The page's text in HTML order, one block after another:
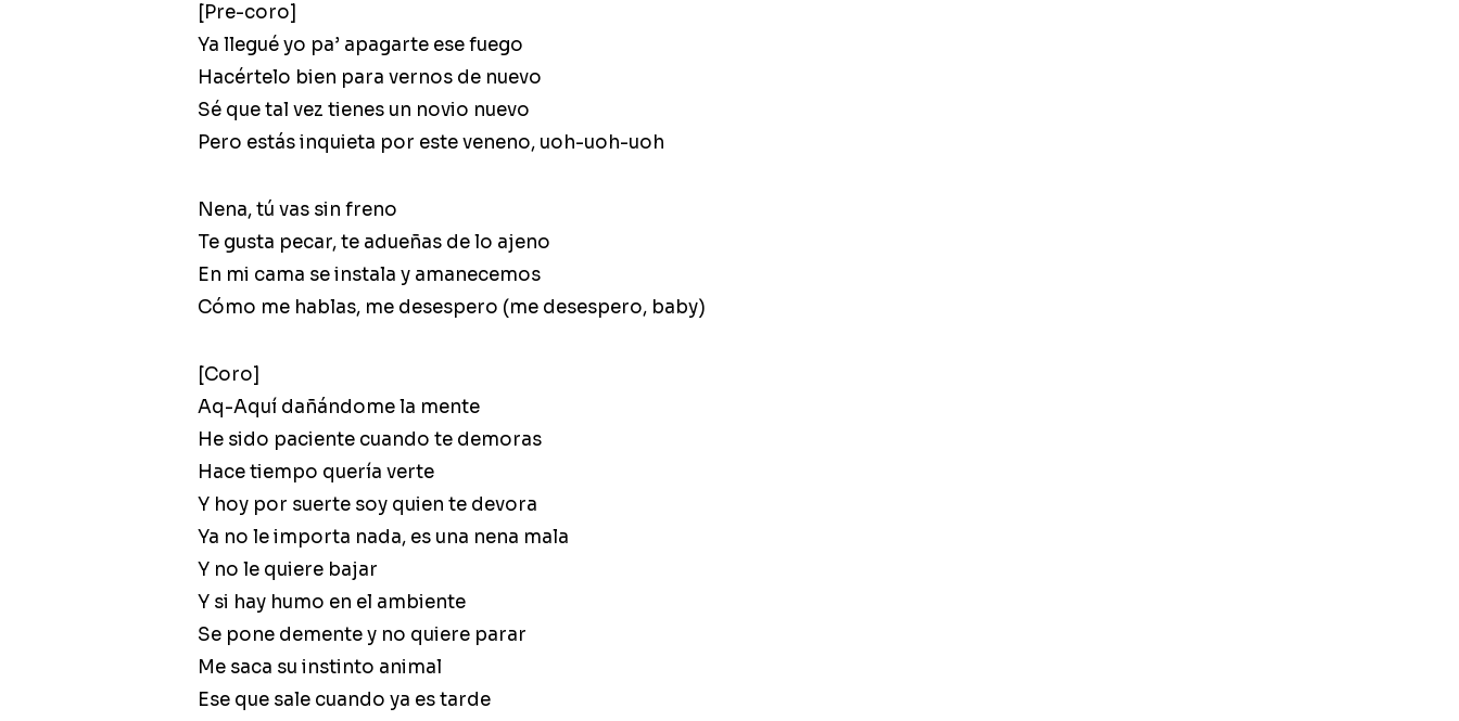
[Pre-coro]
Ya llegué yo pa’ apagarte ese fuego
Hacértelo bien para vernos de nuevo
Sé que tal vez tienes un novio nuevo
Pero estás inquieta por este veneno, uoh-uoh-uoh
Nena, tú vas sin freno
Te gusta pecar, te adueñas de lo ajeno
En mi cama se instala y amanecemos
Cómo me hablas, me desespero (me desespero, baby)
[Coro]
Aq-Aquí dañándome la mente
He sido paciente cuando te demoras
Hace tiempo quería verte
Y hoy por suerte soy quien te devora
Ya no le importa nada, es una nena mala
Y no le quiere bajar
Y si hay humo en el ambiente
Se pone demente y no quiere parar
Me saca su instinto animal
Ese que sale cuando ya es tarde